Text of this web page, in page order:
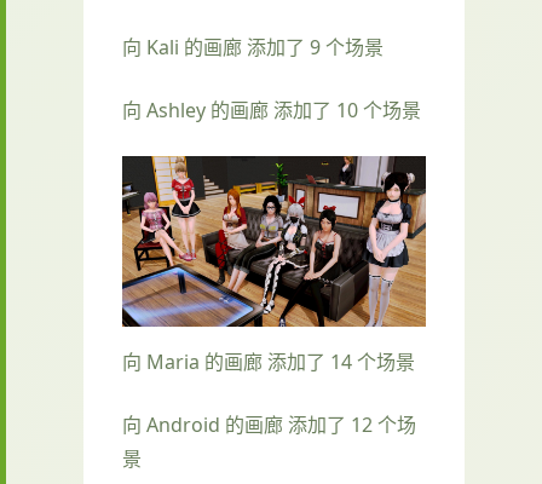
向 Kali 的画廊 添加了 9 个场景
向 Ashley 的画廊 添加了 10 个场景
向 Maria 的画廊 添加了 14 个场景
向 Android 的画廊 添加了 12 个场
景